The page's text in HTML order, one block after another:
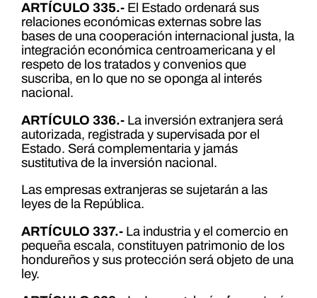
ARTÍCULO 335.- El Estado ordenará sus
relaciones económicas externas sobre las
bases de una cooperación internacional justa, la
integración económica centroamericana y el
respeto de los tratados y convenios que
suscriba, en lo que no se oponga al interés
nacional.
ARTÍCULO 336.-La inversión extranjera será
autorizada, registrada y supervisada por el
Estado. Será complementaria y jamás
sustitutiva de la inversión nacional.
Las empresas extranjeras se sujetarán a las
leyes de la República.
ARTÍCULO 337.- La industria y el comercio en
pequeña escala, constituyen patrimonio de los
hondureños y sus protección será objeto de una
ley.